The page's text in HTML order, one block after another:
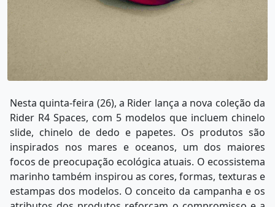
Nesta quinta-feira (26), a Rider lança a nova coleção da
Rider R4 Spaces, com 5 modelos que incluem chinelo
slide, chinelo de dedo e papetes. Os produtos são
inspirados nos mares e oceanos, um dos maiores
focos de preocupação ecológica atuais. O ecossistema
marinho também inspirou as cores, formas, texturas e
estampas dos modelos. O conceito da campanha e os